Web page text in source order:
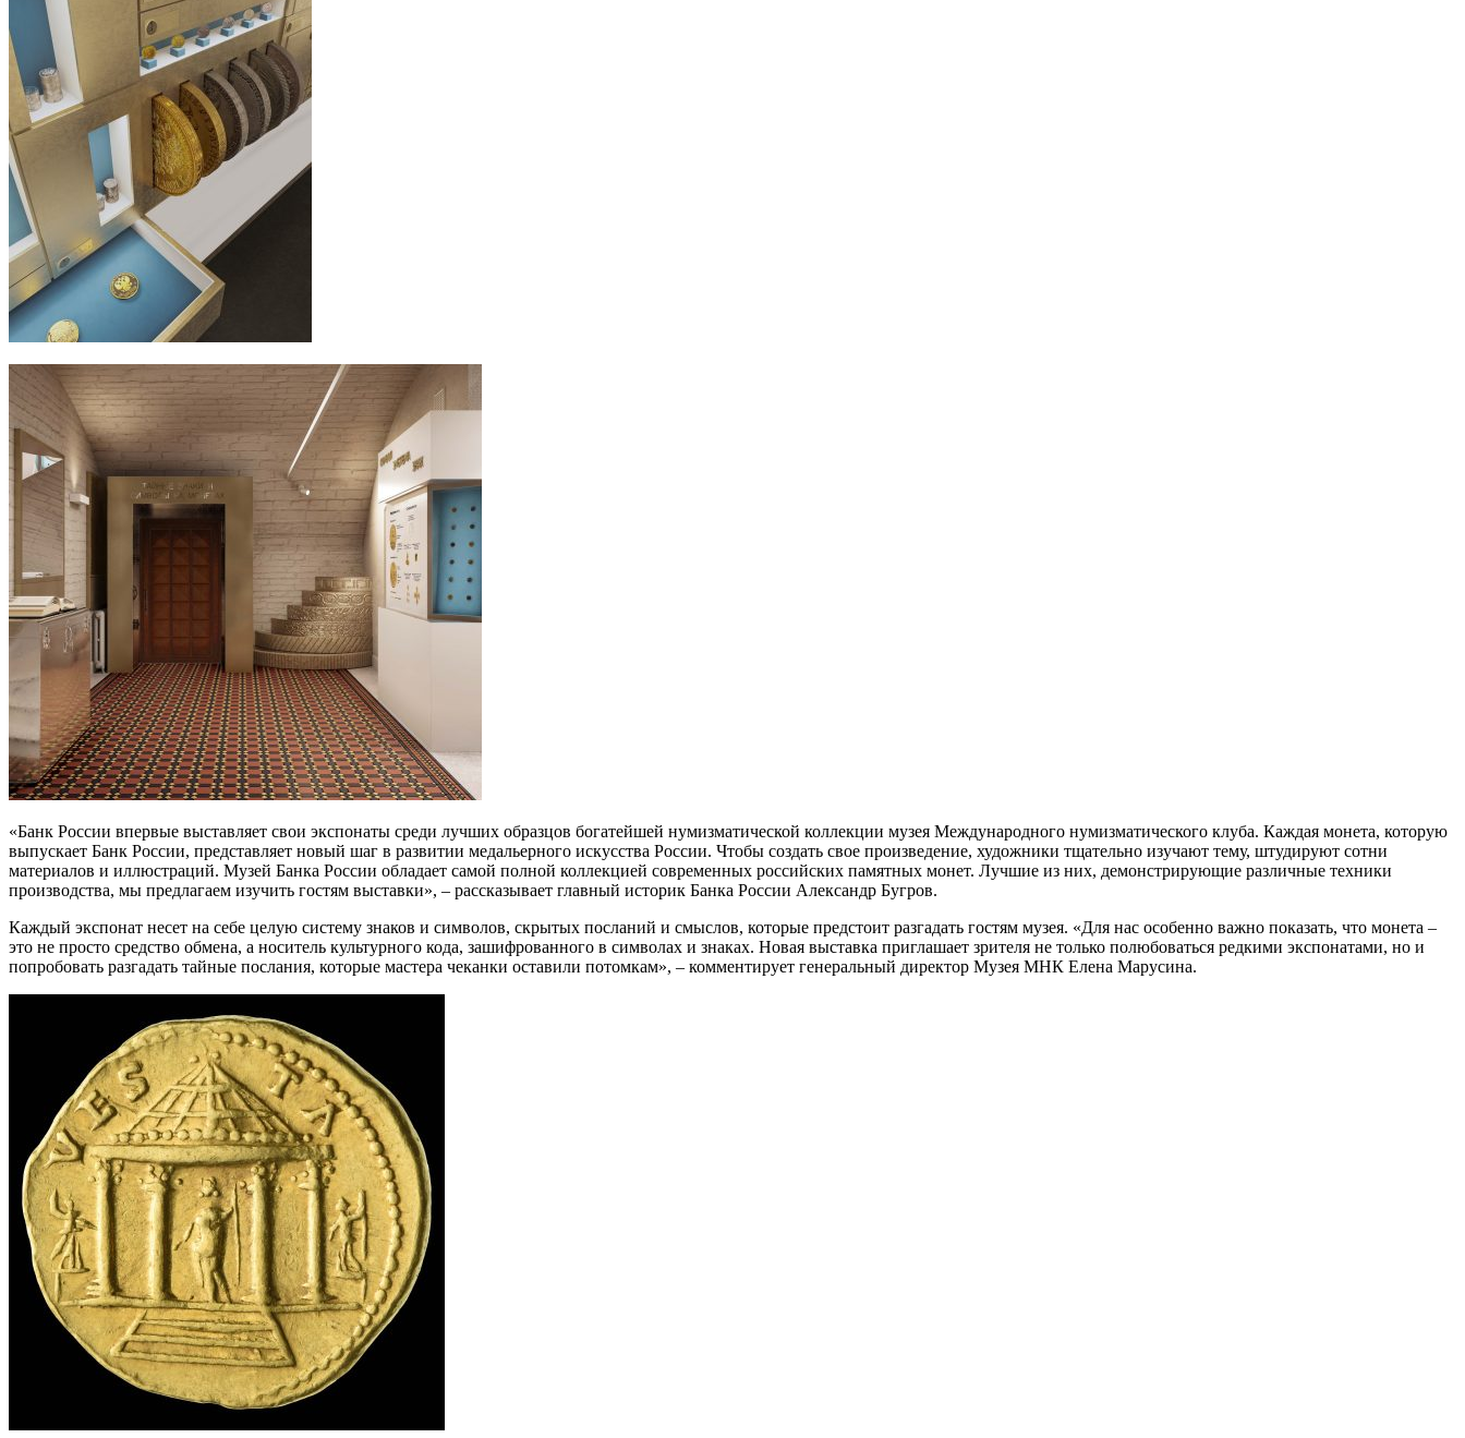
«Банк России впервые выставляет свои экспонаты среди лучших образцов богатейшей нумизматической коллекции музея Международного нумизматического клуба. Каждая монета, которую
выпускает Банк России, представляет новый шаг в развитии медальерного искусства России. Чтобы создать свое произведение, художники тщательно изучают тему, штудируют сотни
материалов и иллюстраций. Музей Банка России обладает самой полной коллекцией современных российских памятных монет. Лучшие из них, демонстрирующие различные техники
производства, мы предлагаем изучить гостям выставки», – рассказывает главный историк Банка России Александр Бугров.
Каждый экспонат несет на себе целую систему знаков и символов, скрытых посланий и смыслов, которые предстоит разгадать гостям музея. «Для нас особенно важно показать, что монета –
это не просто средство обмена, а носитель культурного кода, зашифрованного в символах и знаках. Новая выставка приглашает зрителя не только полюбоваться редкими экспонатами, но и
попробовать разгадать тайные послания, которые мастера чеканки оставили потомкам», – комментирует генеральный директор Музея МНК Елена Марусина.